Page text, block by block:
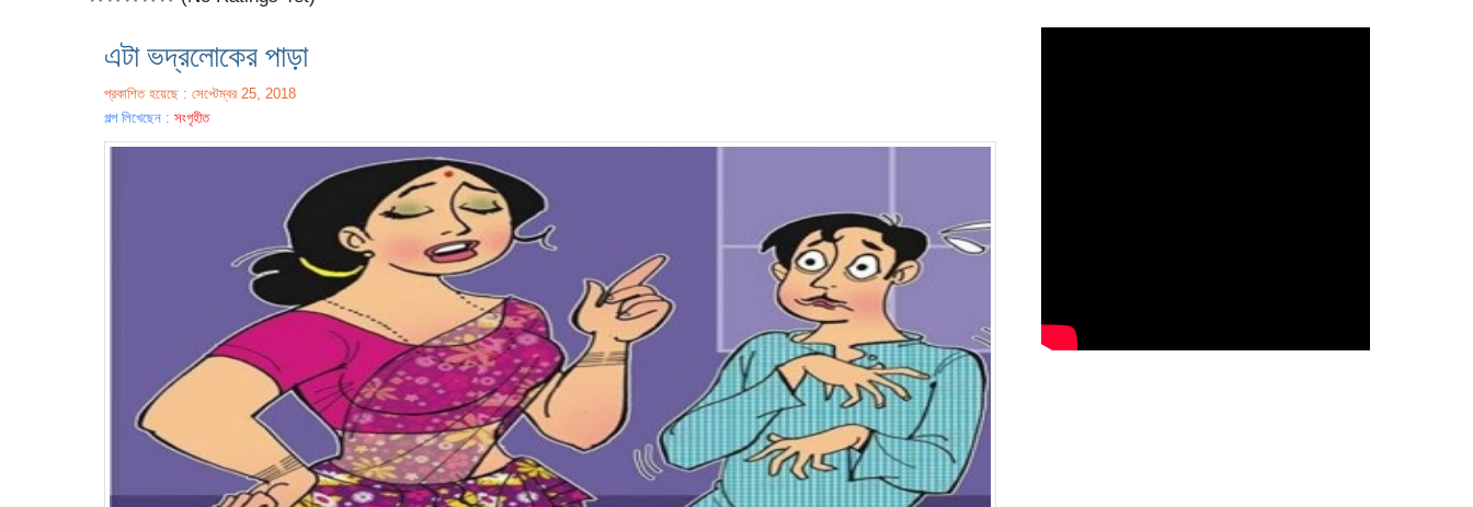
এটা ভদ্রলোকের পাড়া
প্রকাশিত হয়েছে : সেপ্টেম্বর 25, 2018
গল্প লিখেছেন : সংগৃহীত